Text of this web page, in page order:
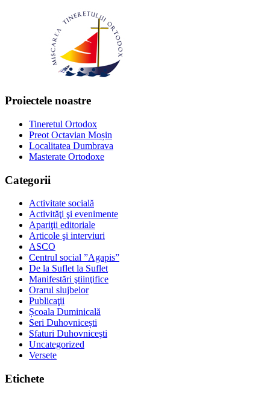
Proiectele noastre
Tineretul Ortodox
Preot Octavian Moșin
Localitatea Dumbrava
Masterate Ortodoxe
Categorii
Activitate socială
Activităţi şi evenimente
Apariţii editoriale
Articole şi interviuri
ASCO
Centrul social ”Agapis”
De la Suflet la Suflet
Manifestări ştiinţifice
Orarul slujbelor
Publicaţii
Școala Duminicală
Seri Duhovnicești
Sfaturi Duhovniceşti
Uncategorized
Versete
Etichete